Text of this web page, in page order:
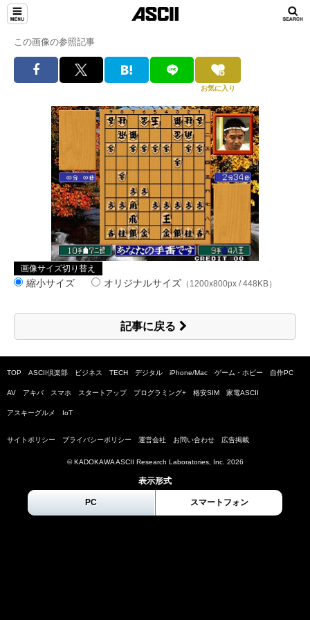
この画像の参照記事
お気に入り
画像サイズ切り替え
縮小サイズ オリジナルサイズ （1200x800px / 448KB）
記事に戻る
TOP ASCII倶楽部 ビジネス TECH デジタル iPhone/Mac ゲーム・ホビー 自作PC
AV アキバ スマホ スタートアップ プログラミング+ 格安SIM 家電ASCII
アスキーグルメ IoT
サイトポリシー プライバシーポリシー 運営会社 お問い合わせ 広告掲載
© KADOKAWA ASCII Research Laboratories, Inc. 2026
表示形式
PC スマートフォン